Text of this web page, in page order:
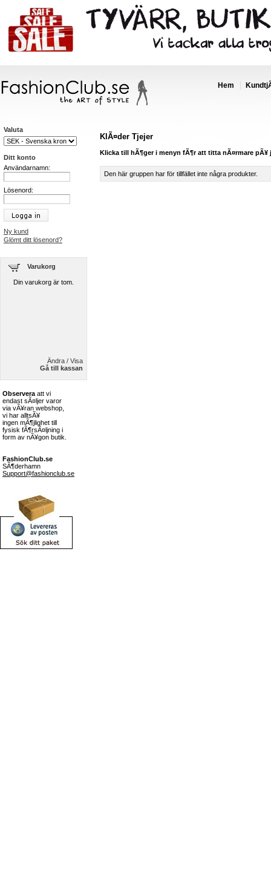
Hem
KlÃ¤der Tjejer
Klicka till hÃ¶ger i menyn fÃ¶r att titta nÃ¤rmare pÃ¥
Den här gruppen har för tillfället inte några produkter.
Valuta
Ditt konto
Användarnamn:
Lösenord:
Ny kund
Glömt ditt lösenord?
Varukorg
Din varukorg är tom.
Ändra / Visa
Gå till kassan
Observera att vi
endast sÃ¤ljer varor
via vÃ¥ran webshop,
vi har alltsÃ¥
ingen mÃ¶jlighet till
fysisk fÃ¶rsÃ¤ljning i
form av nÃ¥gon butik.
FashionClub.se
SÃ¶derhamn
Support@fashionclub.se